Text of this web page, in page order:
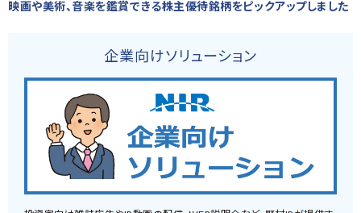
映画や美術、音楽を鑑賞できる株主優待銘柄をピックアップしました
企業向けソリューション